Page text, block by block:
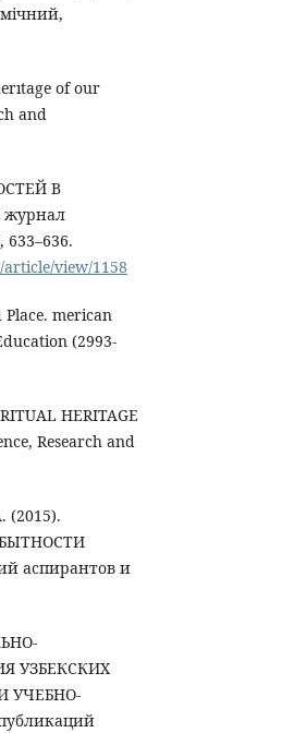
of our
and
В
view/1158
merican
(2993-
HERITAGE
Research and
(2015).
аспирантов и
УЗБЕКСКИХ
УЧЕБНО-